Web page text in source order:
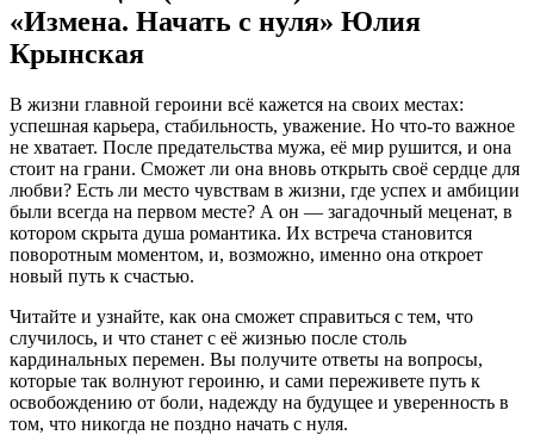
«Измена. Начать с нуля» Юлия
Крынская
В жизни главной героини всё кажется на своих местах:
успешная карьера, стабильность, уважение. Но что-то важное
не хватает. После предательства мужа, её мир рушится, и она
стоит на грани. Сможет ли она вновь открыть своё сердце для
любви? Есть ли место чувствам в жизни, где успех и амбиции
были всегда на первом месте? А он — загадочный меценат, в
котором скрыта душа романтика. Их встреча становится
поворотным моментом, и, возможно, именно она откроет
новый путь к счастью.
Читайте и узнайте, как она сможет справиться с тем, что
случилось, и что станет с её жизнью после столь
кардинальных перемен. Вы получите ответы на вопросы,
которые так волнуют героиню, и сами переживете путь к
освобождению от боли, надежду на будущее и уверенность в
том, что никогда не поздно начать с нуля.